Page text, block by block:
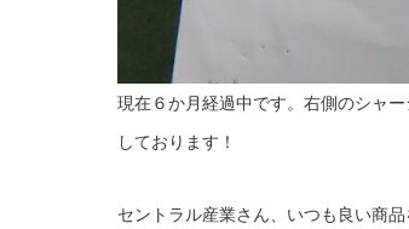
現在６か月経過中です。右側のシャ
しております！
セントラル産業さん、いつも良い商